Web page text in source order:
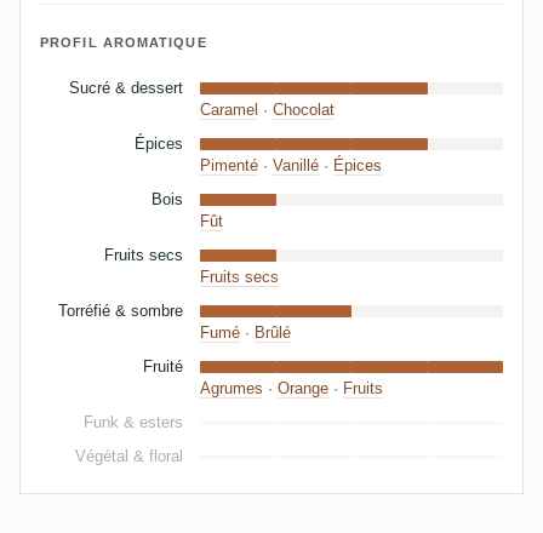
PROFIL AROMATIQUE
Sucré & dessert
Caramel · Chocolat
Épices
Pimenté · Vanillé · Épices
Bois
Fût
Fruits secs
Fruits secs
Torréfié & sombre
Fumé · Brûlé
Fruité
Agrumes · Orange · Fruits
Funk & esters
Végétal & floral